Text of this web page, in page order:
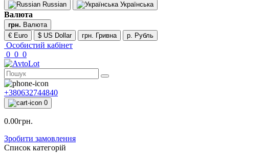
Russian
Українська
Валюта
грн. Валюта
€ Euro
$ US Dollar грн. Гривна р. Рубль
Особистий кабінет
0 0 0
+380632744840
0
0.00грн.
Зробити замовлення
Список категорій